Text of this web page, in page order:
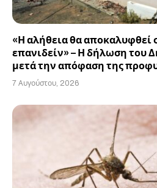
«Η αλήθεια θα αποκαλυφθεί
επανιδείν» – Η δήλωση του
μετά την απόφαση της
7 Αυγούστου, 2026